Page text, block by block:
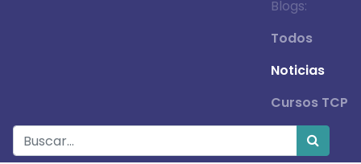
Blogs:
Todos
Noticias
Cursos TCP